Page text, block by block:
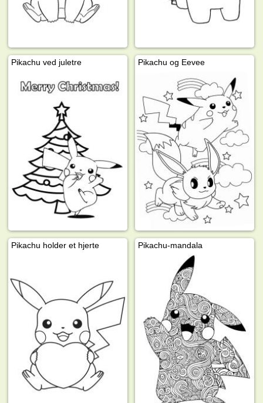
Pikachu ved juletre Pikachu og Eevee
Pikachu holder et hjerte Pikachu-mandala